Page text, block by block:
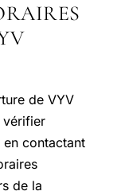
de VYV
vérifier
contactant
de la